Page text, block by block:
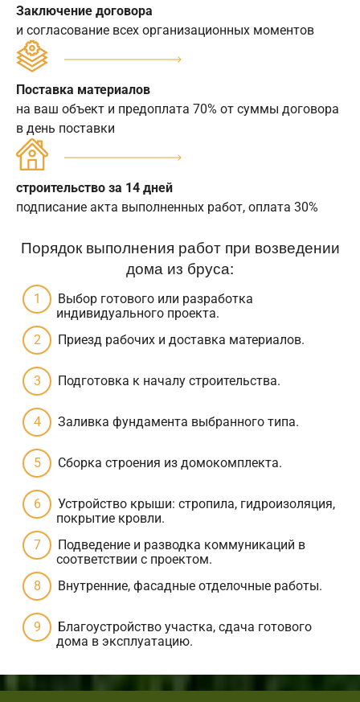
Заключение договора
и согласование всех организационных моментов
Поставка материалов
на ваш объект и предоплата 70% от суммы договора
в день поставки
строительство за 14 дней
подписание акта выполненных работ, оплата 30%
Порядок выполнения работ при возведении
дома из бруса:
Выбор готового или разработка
индивидуального проекта.
Приезд рабочих и доставка материалов.
Подготовка к началу строительства.
Заливка фундамента выбранного типа.
Сборка строения из домокомплекта.
Устройство крыши: стропила, гидроизоляция,
покрытие кровли.
Подведение и разводка коммуникаций в
соответствии с проектом.
Внутренние, фасадные отделочные работы.
Благоустройство участка, сдача готового
дома в эксплуатацию.